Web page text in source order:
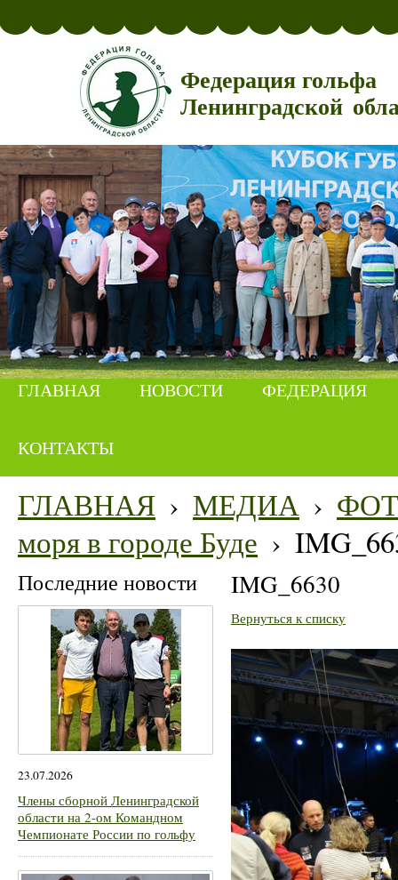
Федерация гольфа
Ленинградской
ГЛАВНАЯ НОВОСТИ ФЕДЕРАЦИЯ
КОНТАКТЫ
ГЛАВНАЯ › МЕДИА ›
моря в городе Буде ›
Последние новости
23.07.2026
Члены сборной Ленинградской
области на 2-ом Командном
Чемпионате России по гольфу
IMG_6630
Вернуться к списку